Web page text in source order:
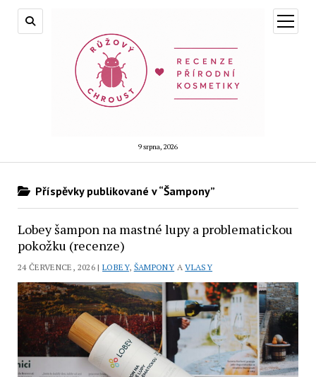
9 srpna, 2026
otevřít
menu
Příspěvky publikované v “Šampony”
Lobey šampon na mastné lupy a problematickou
pokožku (recenze)
24 ČERVENCE, 2026 |LOBEY, ŠAMPONY AVLASY